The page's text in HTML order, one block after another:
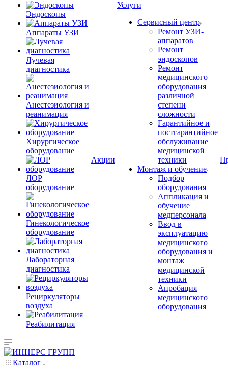
Эндоскопы
Аппараты УЗИ
Лучевая
диагностика
Анестезиология и
реанимация
Хирургическое
оборудование
ЛОР
оборудование
Гинекологическое
оборудование
Лабораторная
диагностика
Рециркуляторы
воздуха
Реабилитация
Акции
Услуги
Сервисный центр
Ремонт УЗИ-
аппаратов
Ремонт
эндоскопов
Ремонт
медицинского
оборудования
различной
степени
сложности
Гарантийное и
постгарантийное
обслуживание
медицинской
техники
Монтаж и обучение
Подбор
оборудования
Аппликация и
обучение
медперсонала
Ввод в
эксплуатацию
медицинского
оборудования и
монтаж
медицинской
техники
Апробация
медицинского
оборудования
Каталог